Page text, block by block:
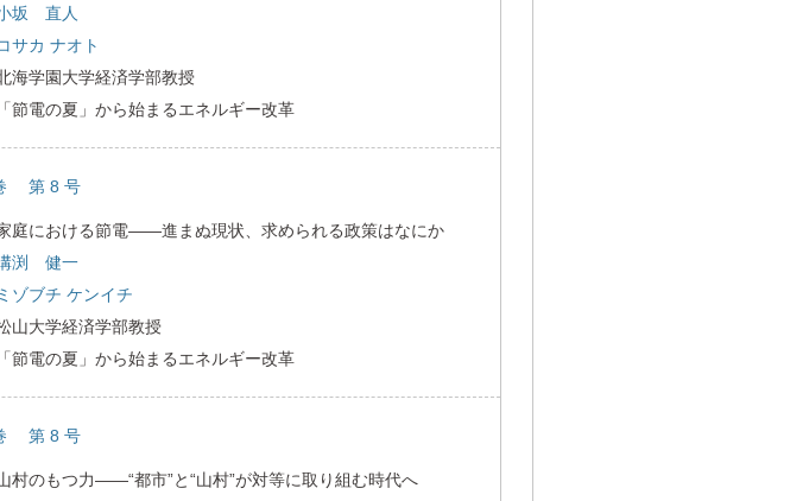
坂 直人
サカ ナオト
海学園大学経済学部教授
「節電の夏」から始まるエネルギー改革
第 8 号
庭における節電――進まぬ現状、求められる政策はなにか
渕 健一
ミゾブチ ケンイチ
山大学経済学部教授
「節電の夏」から始まるエネルギー改革
第 8 号
村のもつ力――“都市”と“山村”が対等に取り組む時代へ